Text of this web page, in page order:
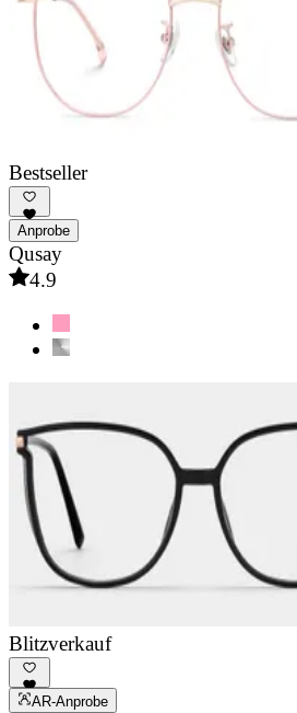
Bestseller
Anprobe
Qusay
4.9
Blitzverkauf
AR-Anprobe